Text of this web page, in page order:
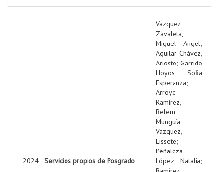
2024 Servicios propios de Posgrado
Vazquez
Zavaleta,
Miguel Angel;
Aguilar Chávez,
Ariosto; Garrido
Hoyos, Sofia
Esperanza;
Arroyo
Ramírez,
Belem;
Munguía
Vazquez,
Lissete;
Peñaloza
López, Natalia;